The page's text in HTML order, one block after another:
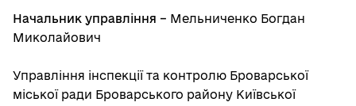
Начальник управління – Мельниченко Богдан
Миколайович
Управління інспекції та контролю Броварської
міської ради Броварського району Київської